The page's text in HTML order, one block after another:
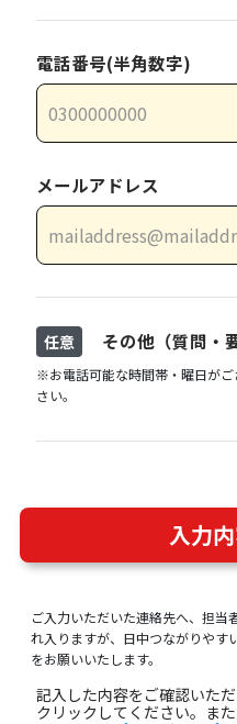
電話番号(半角数字)
メールアドレス
任意 その他（質問・
※お電話可能な時間帯・曜日が
さい。
入力
ご入力いただいた連絡先へ、担当
れ入りますが、日中つながりやす
をお願いいたします。
記入した内容をご確認いた
クリックしてください。ま